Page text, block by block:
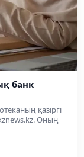
банк
қазіргі
Оның